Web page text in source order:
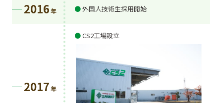
2016年 外国人技術生採用開始
2017年
CS2工場設立